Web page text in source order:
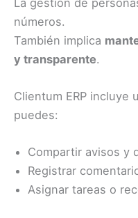
números.
También implica
y transparente.
Clientum ERP incluye
puedes:
Compartir avisos y
Registrar
Asignar tareas o